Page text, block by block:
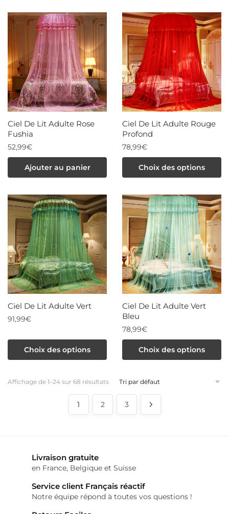
plusieurs
variations.
options
peuvent
être
choisies
sur
page
plusieurs
variations.
Les
options
peuvent
être
choisies
sur
page
Ciel De Lit Adulte Rose
Fushia
52,99€
Ajouter au panier
Ciel De Lit Adulte Rouge
Profond
78,99€
Choix des options
produit
plusieurs
variations.
Les
options
peuvent
être
choisies
sur
page
Ciel De Lit Adulte Vert
91,99€
Choix des options
produit
a
variations.
Ciel De Lit Adulte Vert
Bleu
78,99€
Choix des options
produit
plusieurs
variations.
Les
sur
la
page
Affichage de 1–24 sur 68 résultats
1 2 3
Livraison gratuite
en France, Belgique et Suisse
Service client Français réactif
Notre équipe répond à toutes vos questions !